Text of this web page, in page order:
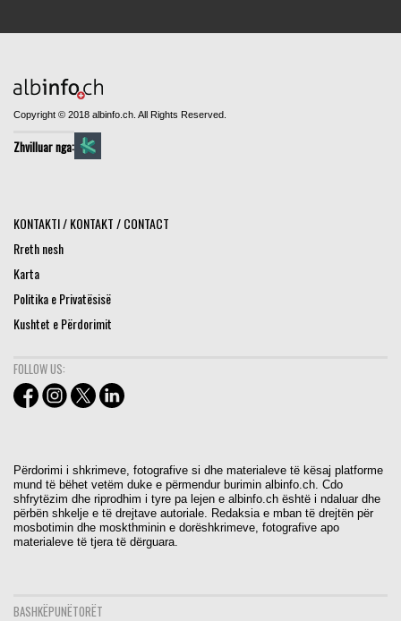
Copyright © 2018 albinfo.ch. All Rights Reserved.
Zhvilluar nga:
KONTAKTI / KONTAKT / CONTACT
Rreth nesh
Karta
Politika e Privatësisë
Kushtet e Përdorimit
FOLLOW US:
Përdorimi i shkrimeve, fotografive si dhe materialeve të kësaj platforme
mund të bëhet vetëm duke e përmendur burimin albinfo.ch. Cdo
shfrytëzim dhe riprodhim i tyre pa lejen e albinfo.ch është i ndaluar dhe
përbën shkelje e të drejtave autoriale. Redaksia e mban të drejtën për
mosbotimin dhe moskthminin e dorëshkrimeve, fotografive apo
materialeve të tjera të dërguara.
BASHKËPUNËTORËT